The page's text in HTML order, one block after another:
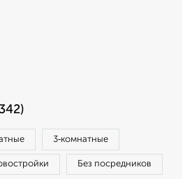
3‑комнатные
Без посредников